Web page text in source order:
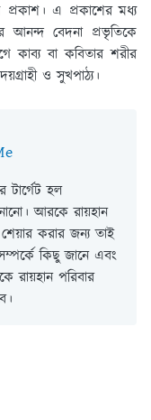
প্রকাশ। এ প্রকাশের মধ্য
আনন্দ বেদনা প্রভৃতিকে
কাব্য বা কবিতার শরীর
ও সুখপাঠ্য।
হল
আরকে রায়হান
শেয়ার করার জন্য তাই
কিছু জানে এবং
রায়হান পরিবার